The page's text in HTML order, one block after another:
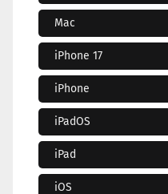
Mac
iPhone 17
iPhone
iPadOS
iPad
iOS